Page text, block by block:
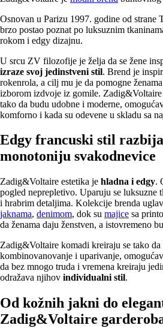
Osnovan u Parizu 1997. godine od strane
brzo postao poznat po luksuznim
rokom i edgy dizajnu.
U srcu ZV filozofije je želja da se žene
izraze svoj jedinstveni stil. Brend je
rokenrola, a cilj mu je da pomogne
izborom izdvoje iz gomile.
tako da budu udobne i moderne,
komforno i kada su odevene u skladu sa
Edgy francuski stil
monotoniju svakodnevice
Zadig&Voltaire estetika je hladna i edgy.
pogled neprepletivo. Uparuju se luksuzne
i hrabrim detaljima. Kolekcije brenda
jaknama, denimom, dok su majice sa
da ženama daju ženstven, a istovremeno
Zadig&Voltaire komadi kreiraju se tako da
kombinovanovanje i uparivanje,
da bez mnogo truda i vremena kreiraju
odražava njihov individualni stil.
Od kožnih jakni do
Zadig&Voltaire